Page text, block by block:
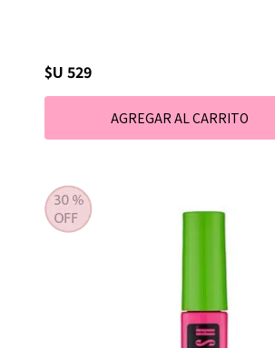
$U 529